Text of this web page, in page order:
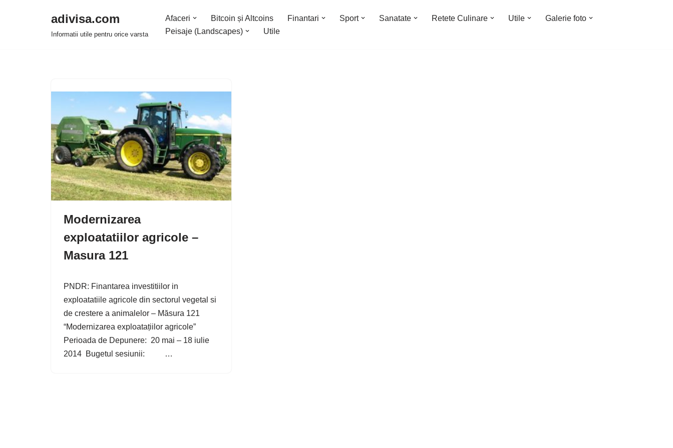
adivisa.com
Informatii utile pentru orice varsta
Afaceri Bitcoin și Altcoins Finantari Sport Sanatate Retete Culinare Utile
Galerie foto
Peisaje (Landscapes)
Utile
Modernizarea
exploatatiilor agricole –
Masura 121
PNDR: Finantarea investitiilor in
exploatatiile agricole din sectorul vegetal si
de crestere a animalelor – Măsura 121
“Modernizarea exploatațiilor agricole”
Perioada de Depunere: 20 mai – 18 iulie
2014 Bugetul sesiunii: …